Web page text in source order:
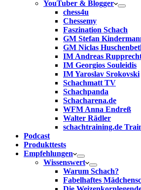
YouTuber & Blogger
chess4u
Chessemy
Faszination Schach
GM Stefan
GM Niclas
IM Andreas
IM Georgios Souleidis
IM Yaroslav Srokovski
Schachmatt TV
Schachpanda
Schacharena.de
WFM Anna Endreß
Walter Rädler
schachtraining.de
Podcast
Produkttests
Empfehlungen
Wissenswert
Warum Schach?
Fabelhaftes